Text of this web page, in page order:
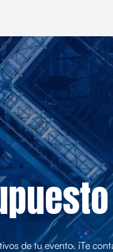
de tu evento. ¡Te